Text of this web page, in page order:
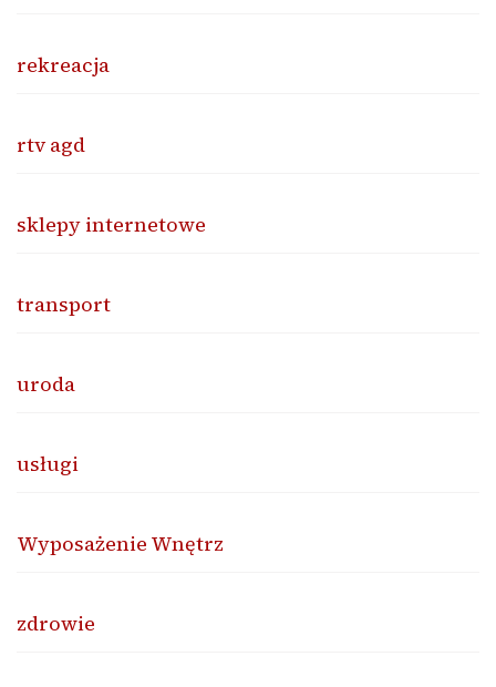
rekreacja
rtv agd
sklepy internetowe
transport
uroda
usługi
Wyposażenie Wnętrz
zdrowie